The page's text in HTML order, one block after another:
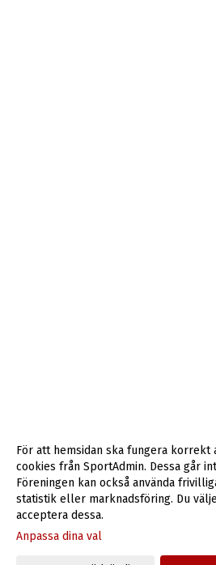
Gå till Webbversion
För att hemsidan ska fungera korrekt
cookies från SportAdmin. Dessa går
Föreningen kan också använda
statistik eller marknadsföring. Du
acceptera dessa.
Anpassa dina val